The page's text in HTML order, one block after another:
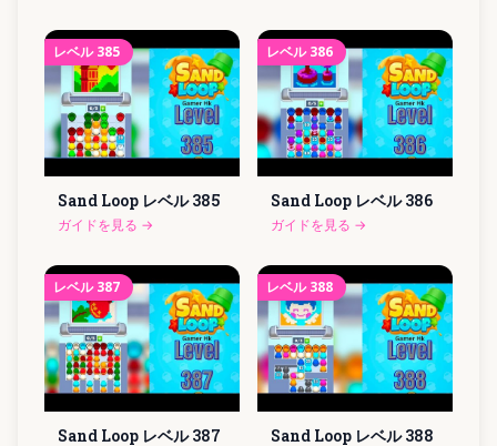
レベル 385
Sand Loop レベル 385
ガイドを見る →
レベル 386
Sand Loop レベル 386
ガイドを見る →
レベル 387
Sand Loop レベル 387
レベル 388
Sand Loop レベル 388